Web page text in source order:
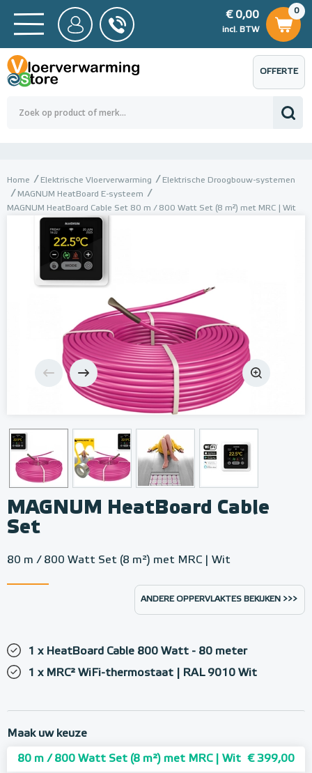
BTW
0,00
0
€ 0,00
incl. BTW
€ 0,00
OFFERTE
AANVRAGEN
Home Elektrische Vloerverwarming
Elektrische Droogbouw-systemen
MAGNUM HeatBoard E-systeem
MAGNUM HeatBoard Cable Set 80 m / 800 Watt Set (8 m²) met MRC | Wit
MAGNUM HeatBoard Cable
Set
80 m / 800 Watt Set (8 m²) met MRC | Wit
ANDERE OPPERVLAKTES BEKIJKEN >>>
1 x HeatBoard Cable 800 Watt - 80 meter
1 x MRC² WiFi-thermostaat | RAL 9010 Wit
Maak uw keuze
80 m / 800 Watt Set (8 m²) met MRC | Wit € 399,00